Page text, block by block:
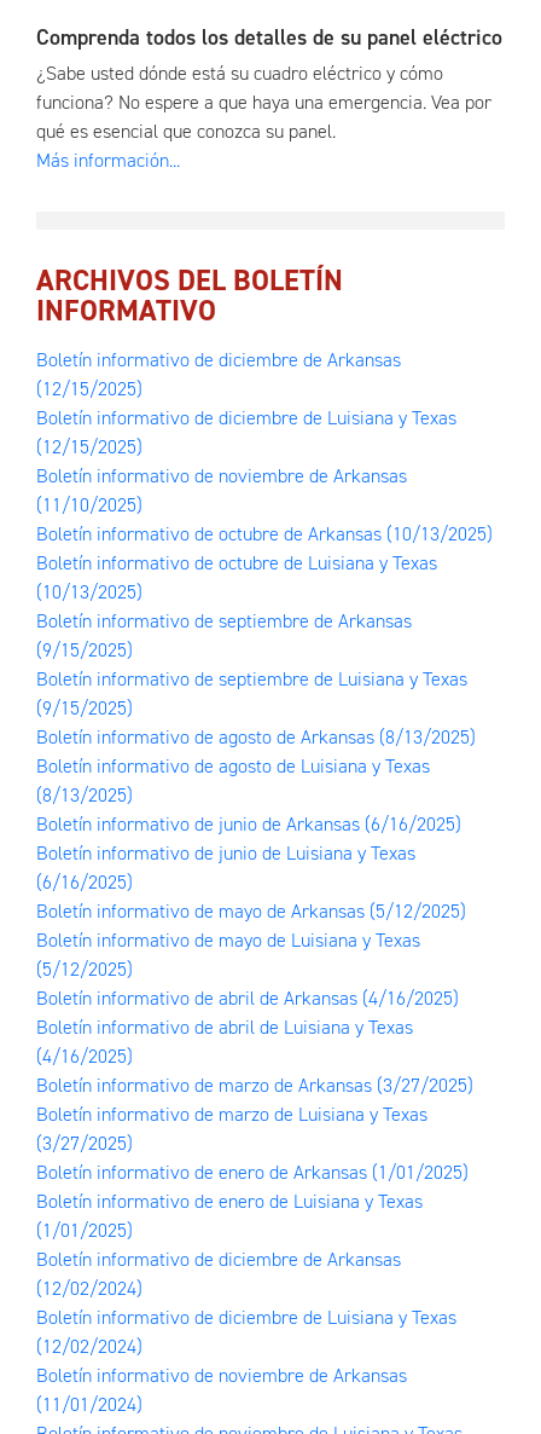
Comprenda todos los detalles de su panel eléctrico
¿Sabe usted dónde está su cuadro eléctrico y cómo
funciona? No espere a que haya una emergencia. Vea por
qué es esencial que conozca su panel.
Más información...
ARCHIVOS DEL BOLETÍN
INFORMATIVO
Boletín informativo de diciembre de Arkansas
(12/15/2025)
Boletín informativo de diciembre de Luisiana y Texas
(12/15/2025)
Boletín informativo de noviembre de Arkansas
(11/10/2025)
Boletín informativo de octubre de Arkansas (10/13/2025)
Boletín informativo de octubre de Luisiana y Texas
(10/13/2025)
Boletín informativo de septiembre de Arkansas
(9/15/2025)
Boletín informativo de septiembre de Luisiana y Texas
(9/15/2025)
Boletín informativo de agosto de Arkansas (8/13/2025)
Boletín informativo de agosto de Luisiana y Texas
(8/13/2025)
Boletín informativo de junio de Arkansas (6/16/2025)
Boletín informativo de junio de Luisiana y Texas
(6/16/2025)
Boletín informativo de mayo de Arkansas (5/12/2025)
Boletín informativo de mayo de Luisiana y Texas
(5/12/2025)
Boletín informativo de abril de Arkansas (4/16/2025)
Boletín informativo de abril de Luisiana y Texas
(4/16/2025)
Boletín informativo de marzo de Arkansas (3/27/2025)
Boletín informativo de marzo de Luisiana y Texas
(3/27/2025)
Boletín informativo de enero de Arkansas (1/01/2025)
Boletín informativo de enero de Luisiana y Texas
(1/01/2025)
Boletín informativo de diciembre de Arkansas
(12/02/2024)
Boletín informativo de diciembre de Luisiana y Texas
(12/02/2024)
Boletín informativo de noviembre de Arkansas
(11/01/2024)